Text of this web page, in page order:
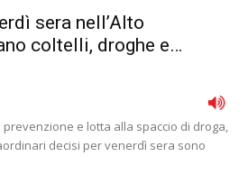
sera nell’Alto
coltelli, droghe e…
e lotta alla spaccio di droga,
decisi per venerdì sera sono